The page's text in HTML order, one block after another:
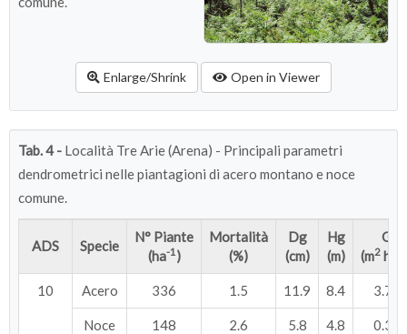
Enlarge/Shrink Open in Viewer
Tab. 4 - Località Tre Arie (Arena) - Principali parametri
dendrometrici nelle piantagioni di acero montano e noce
comune.
ADS Specie
N° Piante
(ha-1)
Mortalità
(%)
Dg
(cm)
Hg
(m)
G
(m2 ha
10 Acero 336 1.5 11.9 8.4 3.75
Noce 148 2.6 5.8 4.8 0.39